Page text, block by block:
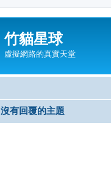
竹貓星球
虛擬網路的真實天堂
沒有回覆的主題